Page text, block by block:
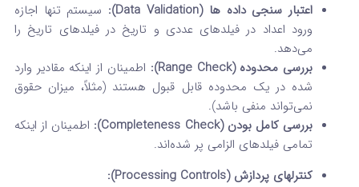
اعتبار سنجی داده‌ ها (Data Validation):
سیستم تنها اجازه
ورود اعداد در فیلدهای عددی و تاریخ در فیلدهای تاریخ را
می‌دهد.
بررسی محدوده (Range Check):
اطمینان از اینکه مقادیر وارد
شده در یک محدوده قابل قبول هستند (مثلاً، میزان حقوق
نمی‌تواند منفی باشد).
بررسی کامل بودن (Completeness Check):
اطمینان از اینکه
تمامی فیلدهای الزامی پر شده‌اند.
کنترلهای پردازش (Processing Controls):